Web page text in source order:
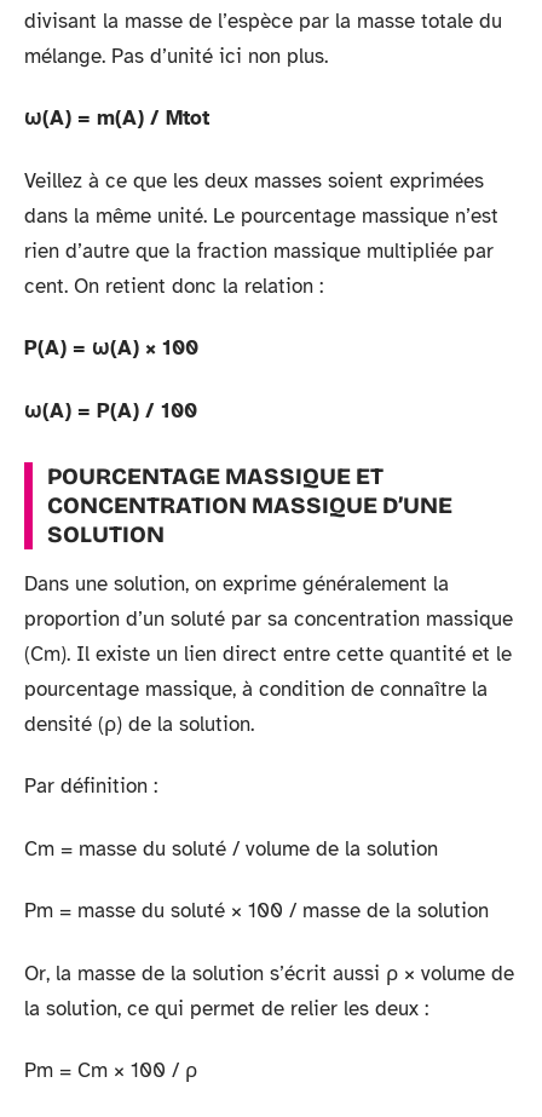
divisant la masse de l’espèce par la masse totale du
mélange. Pas d’unité ici non plus.
ω(A) = m(A) / Mtot
Veillez à ce que les deux masses soient exprimées
dans la même unité. Le pourcentage massique n’est
rien d’autre que la fraction massique multipliée par
cent. On retient donc la relation :
P(A) = ω(A) × 100
ω(A) = P(A) / 100
POURCENTAGE MASSIQUE ET
CONCENTRATION MASSIQUE D’UNE
SOLUTION
Dans une solution, on exprime généralement la
proportion d’un soluté par sa concentration massique
(Cm). Il existe un lien direct entre cette quantité et le
pourcentage massique, à condition de connaître la
densité (ρ) de la solution.
Par définition :
Cm = masse du soluté / volume de la solution
Pm = masse du soluté × 100 / masse de la solution
Or, la masse de la solution s’écrit aussi ρ × volume de
la solution, ce qui permet de relier les deux :
Pm = Cm × 100 / ρ